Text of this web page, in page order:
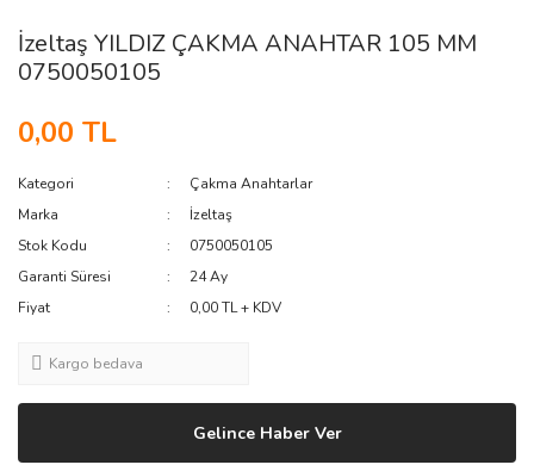
İzeltaş YILDIZ ÇAKMA ANAHTAR 105 MM
0750050105
0,00 TL
Kategori
Çakma Anahtarlar
Marka
İzeltaş
Stok Kodu
0750050105
Garanti Süresi
24 Ay
Fiyat
0,00 TL + KDV
Kargo bedava
Gelince Haber Ver